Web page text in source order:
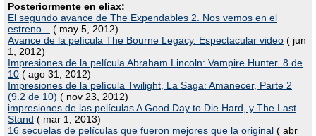
Posteriormente en eliax:
El segundo avance de The Expendables 2. Nos vemos en el
estreno...
( may 5, 2012)
Avance de la película The Bourne Legacy. Espectacular video ( jun
1, 2012)
Impresiones de la película Abraham Lincoln: Vampire Hunter. 8 de
10 ( ago 31, 2012)
Impresiones de la película Twilight, La Saga: Amanecer, Parte 2
(9.2 de 10) ( nov 23, 2012)
impresiones de las películas A Good Day to Die Hard, y The Last
Stand ( mar 1, 2013)
16 secuelas de películas que fueron mejores que la original ( abr